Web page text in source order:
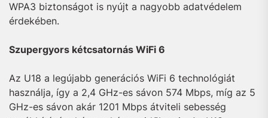
WPA3 biztonságot is nyújt a nagyobb adatvédelem
érdekében.
Szupergyors kétcsatornás WiFi 6
Az U18 a legújabb generációs WiFi 6 technológiát
használja, így a 2,4 GHz-es sávon 574 Mbps, míg az 5
GHz-es sávon akár 1201 Mbps átviteli sebesség